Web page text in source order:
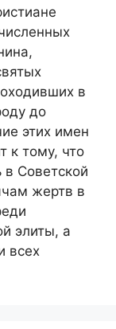
в
до
этих имен
к тому, что
в Советской
жертв в
элиты, а
всех